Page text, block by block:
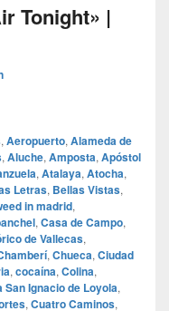
Tonight» |
, Aeropuerto, Alameda de
, Aluche, Amposta, Apóstol
, Atalaya, Atocha,
Letras, Bellas Vistas,
in madrid,
, Casa de Campo,
de Vallecas,
, Chueca, Ciudad
, cocaína, Colina,
San Ignacio de Loyola,
, Cuatro Caminos,